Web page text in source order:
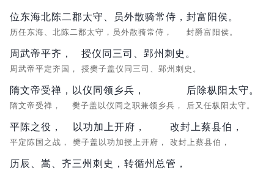
位东海北陈二郡太守、员外散骑常侍，
历任东海、北陈二郡太守，员外散骑常侍，
封富阳侯。
封爵富阳侯。
周武帝平齐，
周武帝平定齐国，
授仪同三司、郢州刺史。
授樊子盖仪同三司、郢州刺史。
隋文帝受禅，
隋文帝受禅，
以仪同领乡兵，
樊子盖以仪同之职兼领乡兵，
后除枞阳太守。
后又任枞阳太守。
平陈之役，
平定陈国之战，
以功加上开府，
樊子盖以功加授上开府，
改封上蔡县伯，
改封上蔡县伯，
历辰、嵩、齐三州刺史， 转循州总管，